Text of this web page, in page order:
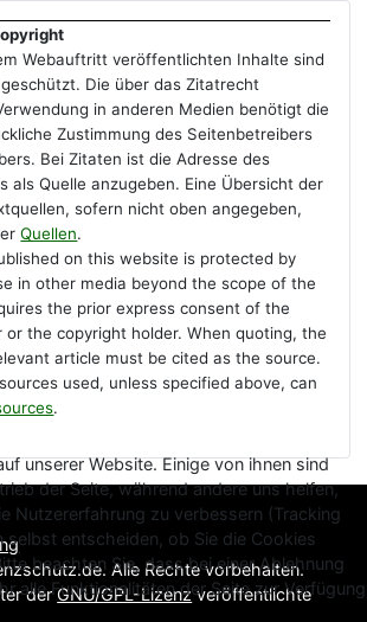
Webauftritt veröffentlichten Inhalte sind
Die über das Zitatrecht
in anderen Medien benötigt die
Zustimmung des Seitenbetreibers
Bei Zitaten ist die Adresse des
als Quelle anzugeben. Eine Übersicht der
sofern nicht oben angegeben,
Quellen.
on this website is protected by
in other media beyond the scope of the
the prior express consent of the
the copyright holder. When quoting, the
article must be cited as the source.
used, unless specified above, can
.
Alle Rechte vorbehalten.
derGNU/GPL-Lizenzveröffentlichte
unserer Website. Einige von ihnen sind
der Seite, während andere uns helfen,
Nutzererfahrung zu verbessern (Tracking
selbst entscheiden, ob Sie die Cookies
beachten Sie, dass bei einer Ablehnung
alle Funktionalitäten der Seite zur Verfügung